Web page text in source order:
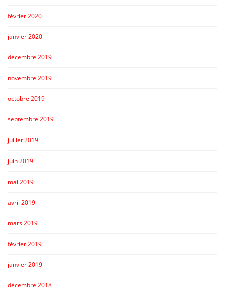
février 2020
janvier 2020
décembre 2019
novembre 2019
octobre 2019
septembre 2019
juillet 2019
juin 2019
mai 2019
avril 2019
mars 2019
février 2019
janvier 2019
décembre 2018